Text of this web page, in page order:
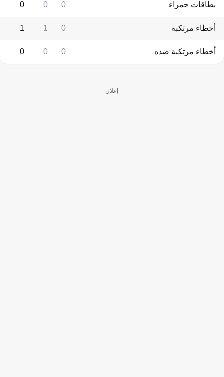
بطاقات حمراء 0
0
0
أخطاء مرتكبة 0
1
1
أخطاء مرتكبة ضده 0
0
0
إعلان